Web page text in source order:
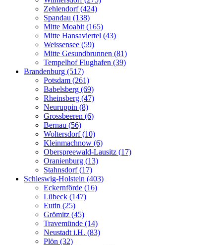
Zehlendorf (424)
Spandau (138)
Mitte Moabit (165)
Mitte Hansaviertel (43)
Weissensee (59)
Mitte Gesundbrunnen (81)
Tempelhof Flughafen (39)
Brandenburg (517)
Potsdam (261)
Babelsberg (69)
Rheinsberg (47)
Neuruppin (8)
Grossbeeren (6)
Bernau (56)
Woltersdorf (10)
Kleinmachnow (6)
Oberspreewald-Lausitz (17)
Oranienburg (13)
Stahnsdorf (17)
Schleswig-Holstein (403)
Eckernförde (16)
Lübeck (147)
Eutin (25)
Grömitz (45)
Travemünde (14)
Neustadt i.H. (83)
Plön (32)